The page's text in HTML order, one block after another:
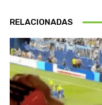
RELACIONADAS